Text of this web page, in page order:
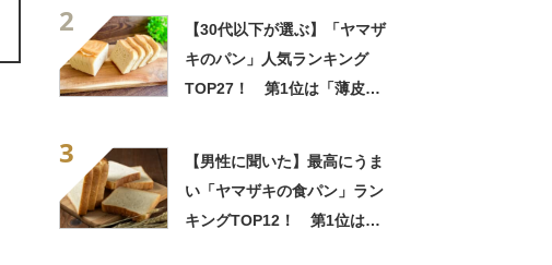
2
【30代以下が選ぶ】「ヤマザ
キのパン」人気ランキング
TOP27！ 第1位は「薄皮シ
3
【男性に聞いた】最高にうま
い「ヤマザキの食パン」ラン
キングTOP12！ 第1位は